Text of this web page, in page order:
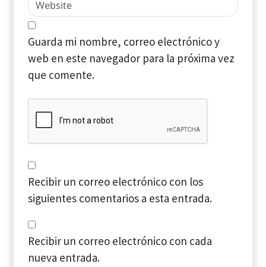
Guarda mi nombre, correo electrónico y
web en este navegador para la próxima vez
que comente.
Recibir un correo electrónico con los
siguientes comentarios a esta entrada.
Recibir un correo electrónico con cada
nueva entrada.